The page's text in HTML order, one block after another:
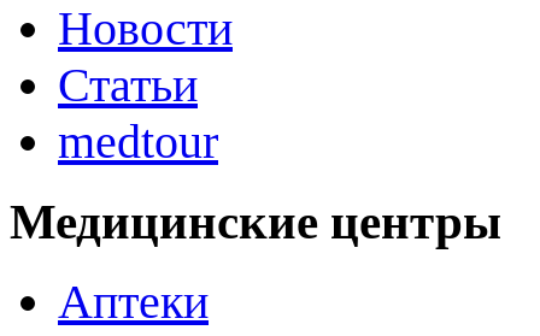
Новости
Статьи
medtour
Медицинские центры
Аптеки